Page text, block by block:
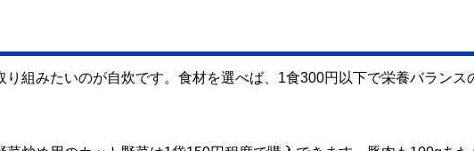
組みたいのが自炊です。食材を選べば、1食300円以下で栄養バランス